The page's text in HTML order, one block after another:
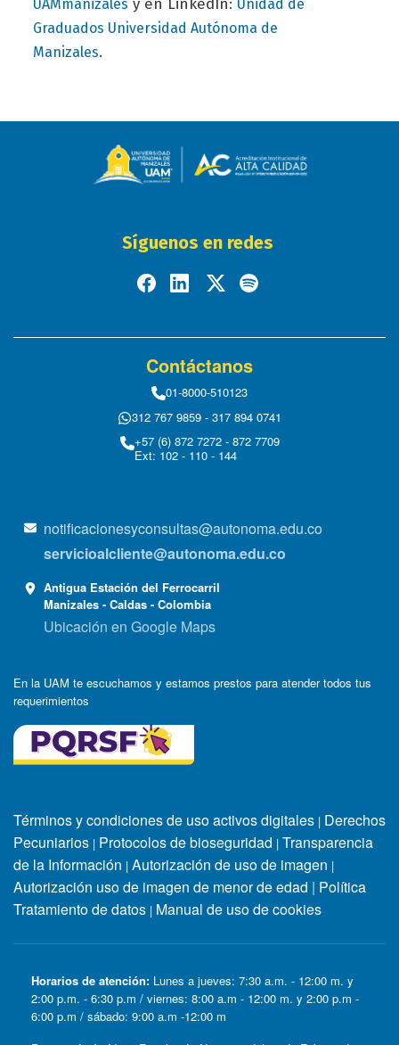
UAMmanizales y en LinkedIn: Unidad de
Graduados Universidad Autónoma de
Manizales.
Síguenos en redes
Contáctanos
01-8000-510123
312 767 9859 - 317 894 0741
+57 (6) 872 7272 - 872 7709
Ext: 102 - 110 - 144
notificacionesyconsultas@autonoma.edu.co
servicioalcliente@autonoma.edu.co
Antigua Estación del Ferrocarril
Manizales - Caldas - Colombia
Ubicación en Google Maps
En la UAM te escuchamos y estamos prestos para atender todos tus
requerimientos
Términos y condiciones de uso activos digitales | Derechos
Pecuniarios | Protocolos de bioseguridad | Transparencia
de la Información | Autorización de uso de imagen |
Autorización uso de imagen de menor de edad | Política
Tratamiento de datos | Manual de uso de cookies
Horarios de atención: Lunes a jueves: 7:30 a.m. - 12:00 m. y
2:00 p.m. - 6:30 p.m / viernes: 8:00 a.m - 12:00 m. y 2:00 p.m -
6:00 p.m / sábado: 9:00 a.m -12:00 m